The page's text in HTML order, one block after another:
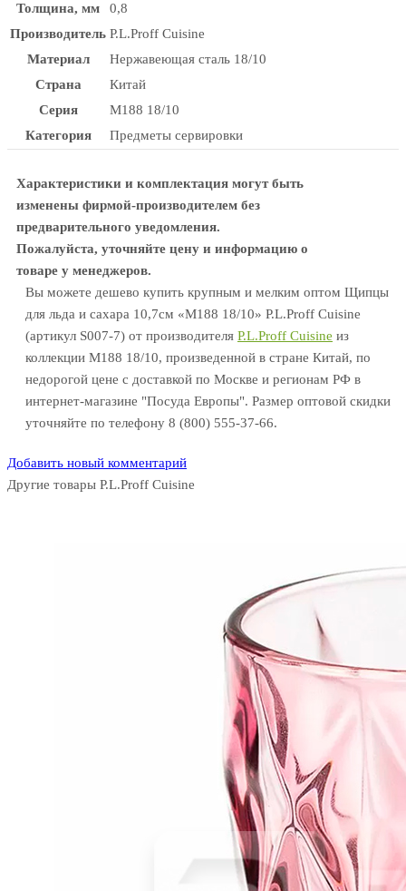
Толщина, мм
0,8
Производитель P.L.Proff Cuisine
Материал
Нержавеющая сталь 18/10
Страна
Китай
Серия
M188 18/10
Категория
Предметы сервировки
Характеристики и комплектация могут быть
изменены фирмой-производителем без
предварительного уведомления.
Пожалуйста, уточняйте цену и информацию о
товаре у менеджеров.
Вы можете дешево купить крупным и мелким оптом Щипцы
для льда и сахара 10,7см «M188 18/10» P.L.Proff Cuisine
(артикул S007-7) от производителя P.L.Proff Cuisine из
коллекции M188 18/10, произведенной в стране Китай, по
недорогой цене с доставкой по Москве и регионам РФ в
интернет-магазине "Посуда Европы". Размер оптовой скидки
уточняйте по телефону 8 (800) 555-37-66.
Добавить новый комментарий
Другие товары P.L.Proff Cuisine